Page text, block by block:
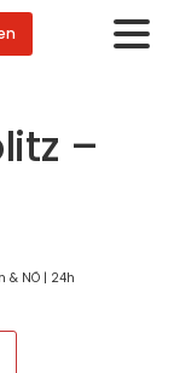
–
NÖ | 24h